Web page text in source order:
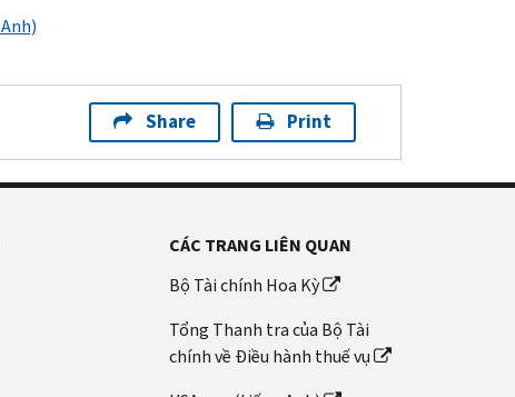
Share Print
CÁC TRANG LIÊN QUAN
Bộ Tài chính Hoa Kỳ
Tổng Thanh tra của Bộ Tài
chính về Điều hành thuế vụ